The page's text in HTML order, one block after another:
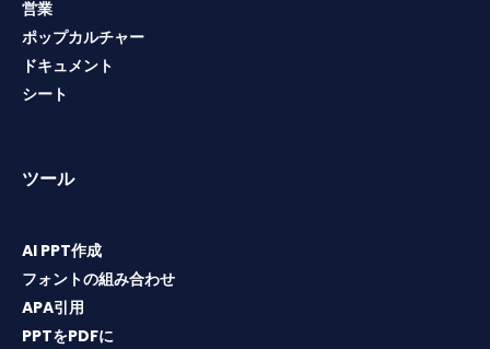
営業
ポップカルチャー
ドキュメント
シート
ツール
AI PPT作成
フォントの組み合わせ
APA引用
PPTをPDFに